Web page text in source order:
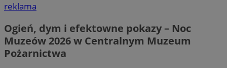
reklama
Ogień, dym i efektowne pokazy – Noc
Muzeów 2026 w Centralnym Muzeum
Pożarnictwa